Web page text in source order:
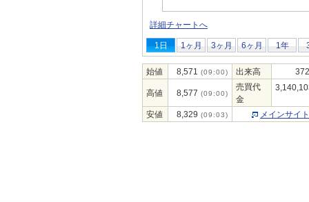
詳細チャートへ
1日 1ヶ月 3ヶ月 6ヶ月 1年
始値 8,571 (09:00) 出来高
高値 8,577 (09:00)
売買代
金
安値 8,329 (09:03) メインサイ